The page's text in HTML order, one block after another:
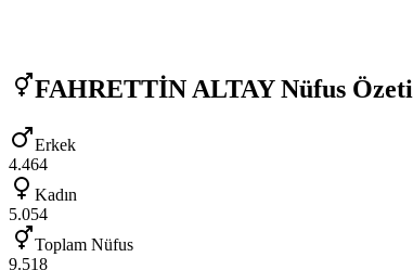
FAHRETTİN ALTAYNüfus Özeti
Erkek
4.464
Kadın
5.054
Toplam Nüfus
9.518